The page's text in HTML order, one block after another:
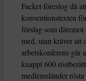
Facket föreslog då
konventionstexten
förslag som
med, utan kräver
arbetskonferens går
knappt 600
medlemsländer